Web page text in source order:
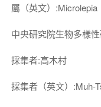
屬（英文）:Microlepia
中央研究院生物多樣
採集者:高木村
採集者（英文）:Muh-